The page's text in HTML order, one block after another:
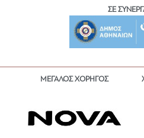
ΣΕ
ΜΕΓΑΛΟΣ ΧΟΡΗΓΟΣ